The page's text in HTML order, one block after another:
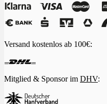
Versand kostenlos ab 100€:
Mitglied & Sponsor im DHV: